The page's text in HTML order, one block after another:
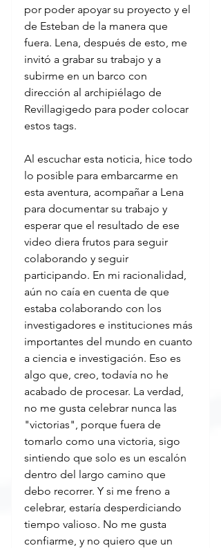
por poder apoyar su proyecto y el
de Esteban de la manera que
fuera. Lena, después de esto, me
invitó a grabar su trabajo y a
subirme en un barco con
dirección al archipiélago de
Revillagigedo para poder colocar
estos tags.
Al escuchar esta noticia, hice todo
lo posible para embarcarme en
esta aventura, acompañar a Lena
para documentar su trabajo y
esperar que el resultado de ese
video diera frutos para seguir
colaborando y seguir
participando. En mi racionalidad,
aún no caía en cuenta de que
estaba colaborando con los
investigadores e instituciones más
importantes del mundo en cuanto
a ciencia e investigación. Eso es
algo que, creo, todavía no he
acabado de procesar. La verdad,
no me gusta celebrar nunca las
"victorias", porque fuera de
tomarlo como una victoria, sigo
sintiendo que solo es un escalón
dentro del largo camino que
debo recorrer. Y si me freno a
celebrar, estaría desperdiciando
tiempo valioso. No me gusta
confiarme, y no quiero que un